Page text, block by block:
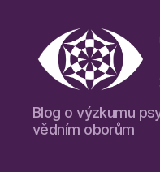
Blog
České
psychedelické
Blog o výzkumu
vědním oborům